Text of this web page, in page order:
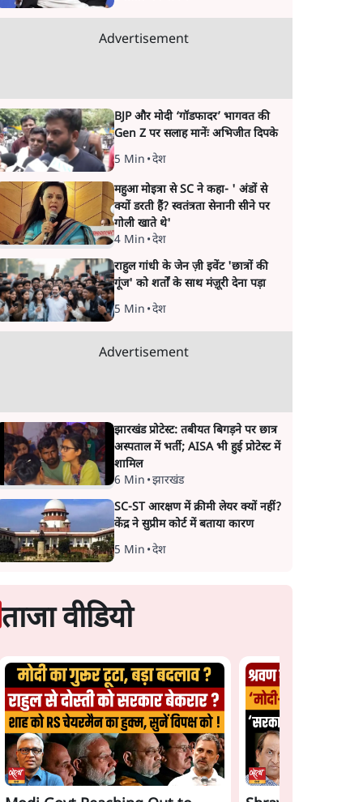
Advertisement
BJP और मोदी ‘गॉडफादर’ भागवत की
Gen Z पर सलाह मानेंः अभिजीत दिपके
5 Min •देश
महुआ मोइत्रा से SC ने कहा- ' अंडों से
क्यों डरती हैं? स्वतंत्रता सेनानी सीने पर
गोली खाते थे'
4 Min •देश
राहुल गांधी के जेन ज़ी इवेंट 'छात्रों की
गूंज' को शर्तों के साथ मंज़ूरी देना पड़ा
5 Min •देश
Advertisement
झारखंड प्रोटेस्ट: तबीयत बिगड़ने पर छात्र
अस्पताल में भर्ती; AISA भी हुई प्रोटेस्ट में
शामिल
6 Min •झारखंड
SC-ST आरक्षण में क्रीमी लेयर क्यों नहीं?
केंद्र ने सुप्रीम कोर्ट में बताया कारण
5 Min •देश
ताजा वीडियो